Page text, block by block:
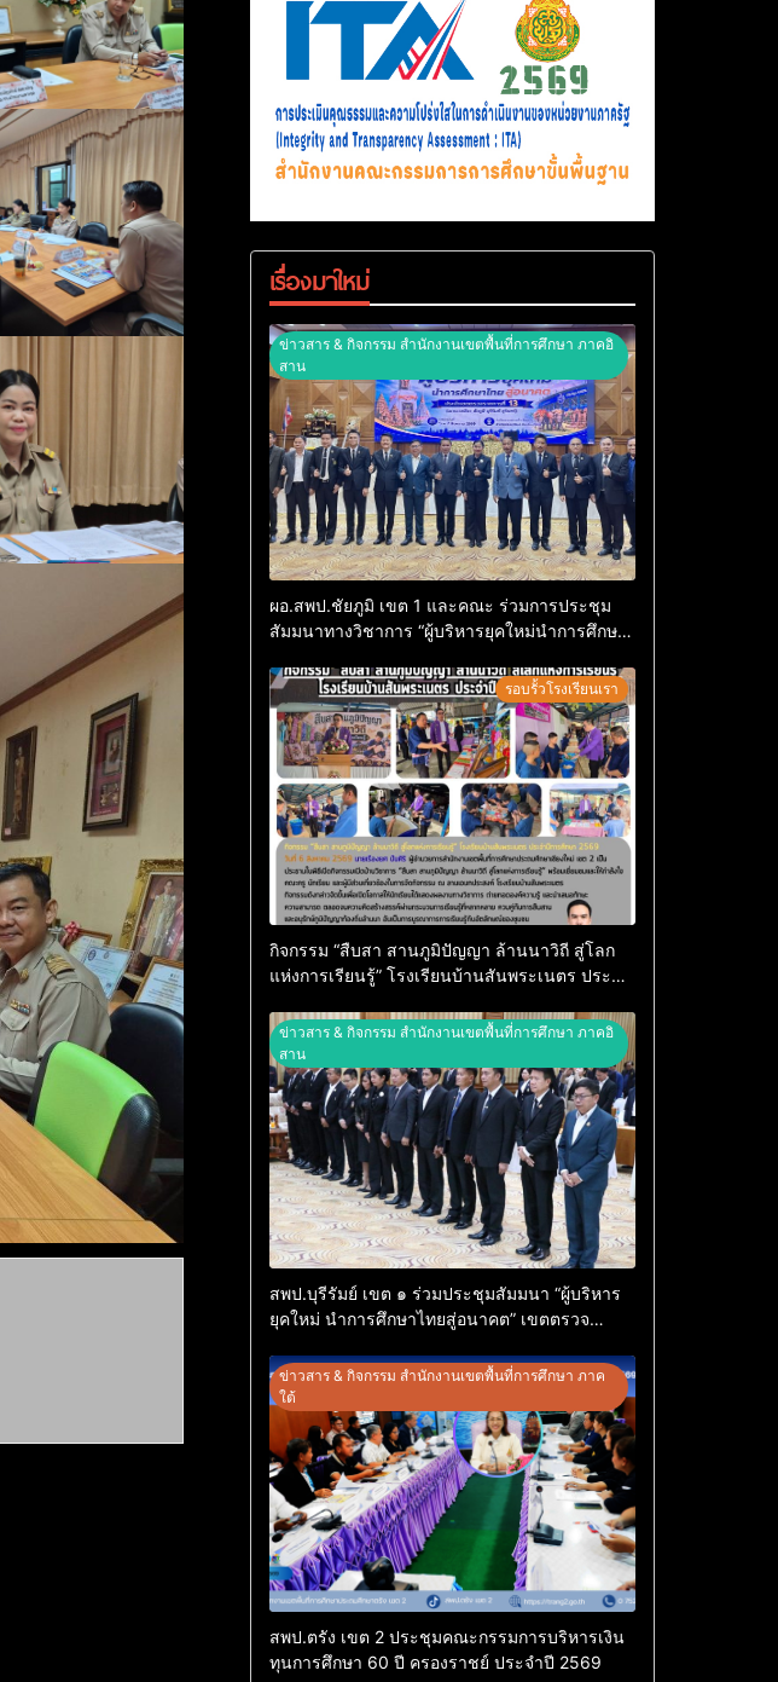
เรื่องมาใหม่
ข่าวสาร & กิจกรรม สำนักงานเขตพื้นที่การศึกษา ภาคอิ
สาน
ผอ.สพป.ชัยภูมิ เขต 1 และคณะ ร่วมการประชุม
สัมมนาทางวิชาการ “ผู้บริหารยุคใหม่นำการศึกษา
รอบรั้วโรงเรียนเรา
กิจกรรม “สืบสา สานภูมิปัญญา ล้านนาวิถี สู่โลก
แห่งการเรียนรู้” โรงเรียนบ้านสันพระเนตร ประจำ
ข่าวสาร & กิจกรรม สำนักงานเขตพื้นที่การศึกษา ภาคอิ
สาน
สพป.บุรีรัมย์ เขต ๑ ร่วมประชุมสัมมนา “ผู้บริหาร
ยุคใหม่ นำการศึกษาไทยสู่อนาคต” เขตตรวจ
ข่าวสาร & กิจกรรม สำนักงานเขตพื้นที่การศึกษา ภาค
ใต้
สพป.ตรัง เขต 2 ประชุมคณะกรรมการบริหารเงิน
ทุนการศึกษา 60 ปี ครองราชย์ ประจำปี 2569